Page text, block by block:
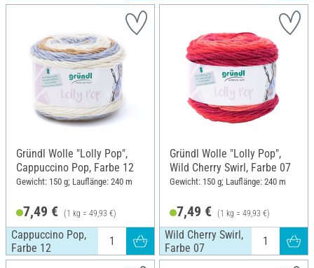
Gründl Wolle "Lolly Pop",
Cappuccino Pop, Farbe 12
Gewicht: 150 g; Lauflänge: 240 m
7,49 € (1 kg = 49,93 €)
Cappuccino Pop,
Farbe 12
Gründl Wolle "Lolly Pop",
Wild Cherry Swirl, Farbe 07
Gewicht: 150 g; Lauflänge: 240 m
7,49 € (1 kg = 49,93 €)
Wild Cherry Swirl,
Farbe 07